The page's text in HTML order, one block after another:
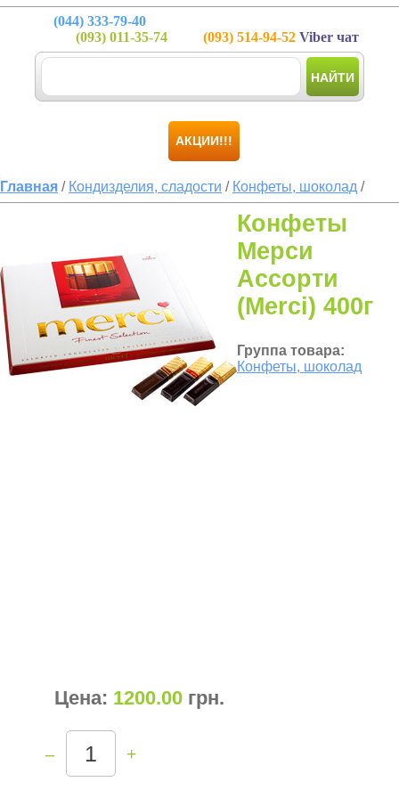
(044) 333-79-40
(093) 011-35-74 (093) 514-94-52 Viber чат
НАЙТИ
АКЦИИ!!!
Главная / Кондизделия, сладости / Конфеты, шоколад /
Конфеты
Мерси
Ассорти
(Merci) 400г
Группа товара:
Конфеты, шоколад
Цена: 1200.00 грн.
– +